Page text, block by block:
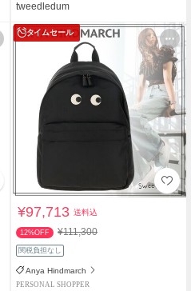
tweedledum
タイムセール
¥97,713送料込
12%OFF ¥111,300
関税負担なし
Anya Hindmarch
PERSONAL SHOPPER